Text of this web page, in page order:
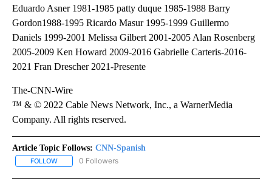
Eduardo Asner 1981-1985 patty duque 1985-1988 Barry
Gordon1988-1995 Ricardo Masur 1995-1999 Guillermo
Daniels 1999-2001 Melissa Gilbert 2001-2005 Alan Rosenberg
2005-2009 Ken Howard 2009-2016 Gabrielle Carteris-2016-
2021 Fran Drescher 2021-Presente
The-CNN-Wire
™ & © 2022 Cable News Network, Inc., a WarnerMedia
Company. All rights reserved.
Article Topic Follows: CNN-Spanish
FOLLOW FOLLOW "CNN-SPANISH" TO RECEIVE NOTIFICATIONS ABOUT
0 Followers